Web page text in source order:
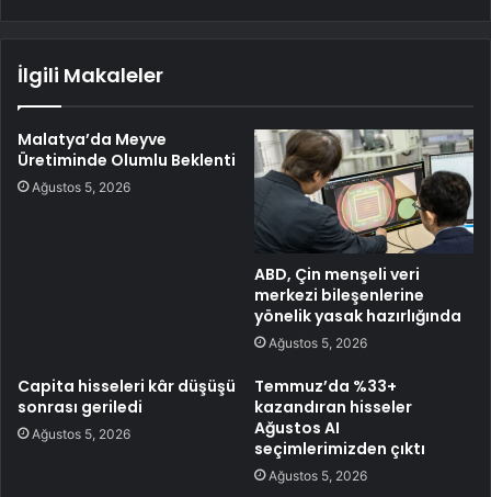
İlgili Makaleler
Malatya’da Meyve
Üretiminde Olumlu Beklenti
Ağustos 5, 2026
ABD, Çin menşeli veri
merkezi bileşenlerine
yönelik yasak hazırlığında
Ağustos 5, 2026
Capita hisseleri kâr düşüşü
sonrası geriledi
Ağustos 5, 2026
Temmuz’da %33+
kazandıran hisseler
Ağustos AI
seçimlerimizden çıktı
Ağustos 5, 2026